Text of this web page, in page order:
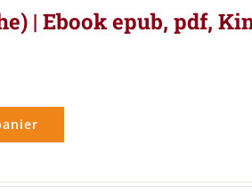
| Ebook epub, pdf,